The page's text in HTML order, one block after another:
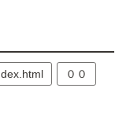
００